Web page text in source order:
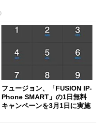
フュージョン、「FUSION IP-
Phone SMART」の1日無料
キャンペーンを3月1日に実施